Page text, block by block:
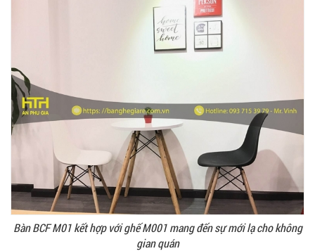
Bàn BCF M01 kết hợp với ghế M001 mang đến sự mới lạ cho không
gian quán